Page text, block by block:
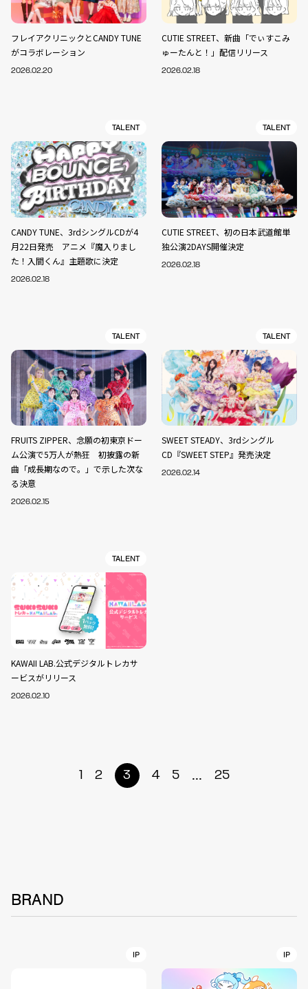
フレイアクリニックとCANDY TUNE
がコラボレーション
2026.02.20
CUTIE STREET、新曲「でぃすこみ
ゅーたんと！」配信リリース
2026.02.18
TALENT
CANDY TUNE、3rdシングルCDが4
月22日発売 アニメ『魔入りまし
た！入間くん』主題歌に決定
2026.02.18
TALENT
CUTIE STREET、初の日本武道館単
独公演2DAYS開催決定
2026.02.18
TALENT
FRUITS ZIPPER、念願の初東京ドー
ム公演で5万人が熱狂 初披露の新
曲「成長期なので。」で示した次な
る決意
2026.02.15
TALENT
SWEET STEADY、3rdシングル
CD『SWEET STEP』発売決定
2026.02.14
TALENT
KAWAII LAB.公式デジタルトレカサ
ービスがリリース
2026.02.10
1 2 3 4 5 ... 25
BRAND
IP IP